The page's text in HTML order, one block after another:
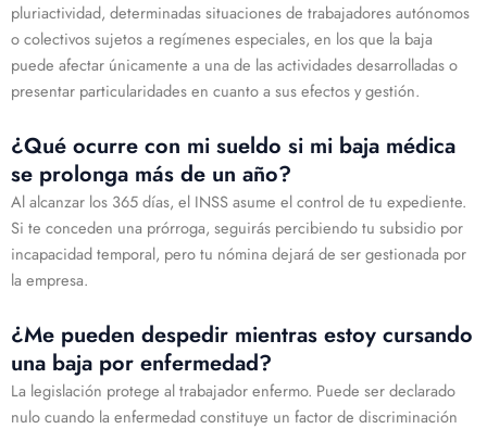
pluriactividad, determinadas situaciones de trabajadores autónomos
o colectivos sujetos a regímenes especiales, en los que la baja
puede afectar únicamente a una de las actividades desarrolladas o
presentar particularidades en cuanto a sus efectos y gestión.
¿Qué ocurre con mi sueldo si mi baja médica
se prolonga más de un año?
Al alcanzar los 365 días, el INSS asume el control de tu expediente.
Si te conceden una prórroga, seguirás percibiendo tu subsidio por
incapacidad temporal, pero tu nómina dejará de ser gestionada por
la empresa.
¿Me pueden despedir mientras estoy cursando
una baja por enfermedad?
La legislación protege al trabajador enfermo. Puede ser declarado
nulo cuando la enfermedad constituye un factor de discriminación